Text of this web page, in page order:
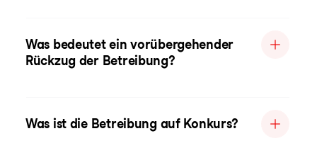
Was bedeutet ein vorübergehender
Rückzug der Betreibung?
Was ist die Betreibung auf Konkurs?